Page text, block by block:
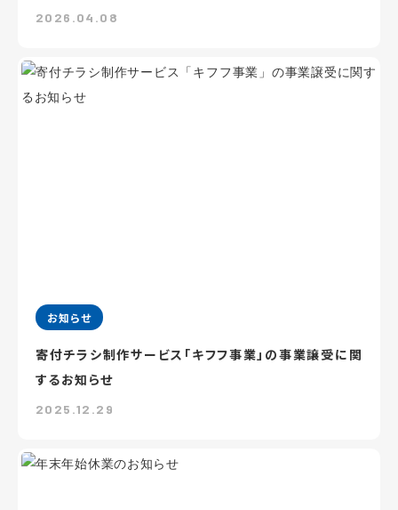
2026.04.08
お知らせ
寄付チラシ制作サービス「キフフ事業」の事業譲受に関
するお知らせ
2025.12.29